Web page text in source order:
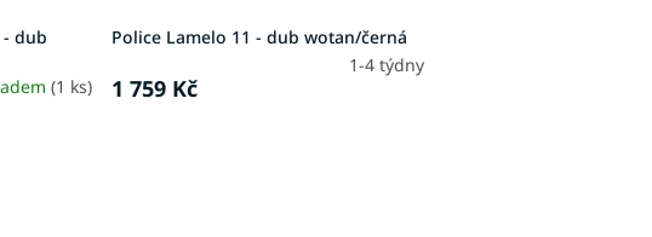
dub
(1 ks)
Police Lamelo 11 - dub wotan/černá
1-4 týdny
1 759 Kč